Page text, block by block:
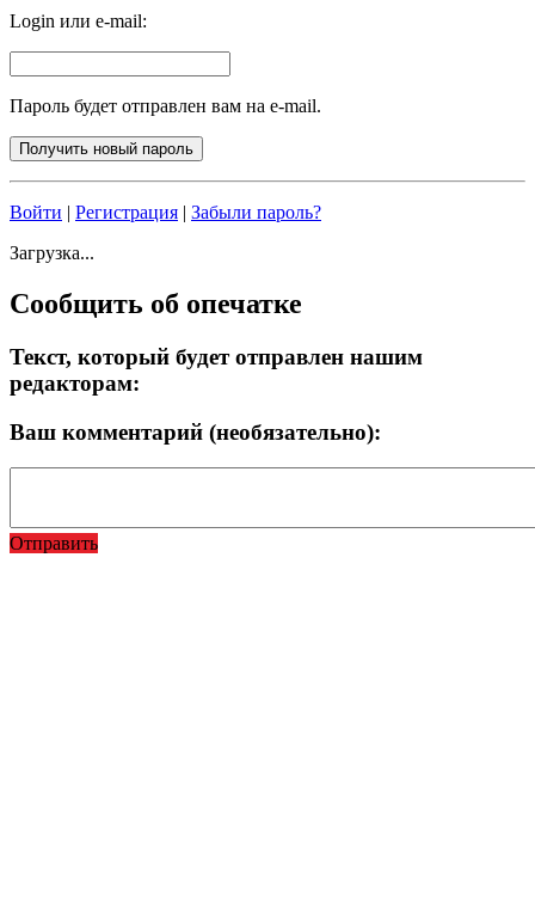
Login или e-mail:
Пароль будет отправлен вам на e-mail.
Войти | Регистрация | Забыли пароль?
Загрузка...
Сообщить об опечатке
Текст, который будет отправлен нашим
редакторам:
Ваш комментарий (необязательно):
Отправить